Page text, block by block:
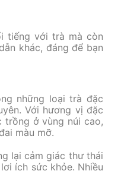
tiếng với trà mà còn
khác, đáng để bạn
những loại trà đặc
Với hương vị đặc
trồng ở vùng núi cao,
màu mỡ.
lại cảm giác thư thái
ích sức khỏe. Nhiều